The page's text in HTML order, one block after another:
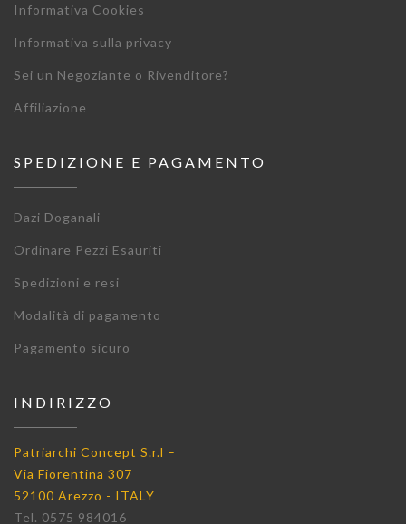
Informativa Cookies
Informativa sulla privacy
Sei un Negoziante o Rivenditore?
Affiliazione
SPEDIZIONE E PAGAMENTO
Dazi Doganali
Ordinare Pezzi Esauriti
Spedizioni e resi
Modalità di pagamento
Pagamento sicuro
INDIRIZZO
Patriarchi Concept S.r.l –
Via Fiorentina 307
52100 Arezzo - ITALY
Tel. 0575 984016